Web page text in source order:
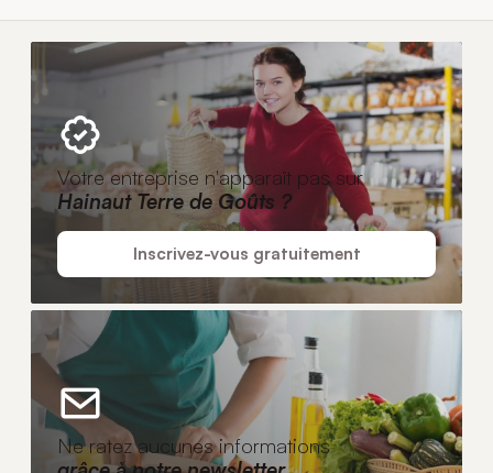
Votre entreprise n'apparaît pas sur
Hainaut Terre de Goûts ?
Inscrivez-vous gratuitement
Ne ratez aucunes informations